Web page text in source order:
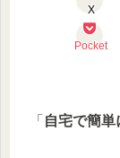
X
Pocket
「 自宅で簡単